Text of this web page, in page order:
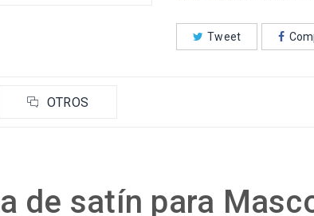
Tweet
OTROS
de satín para